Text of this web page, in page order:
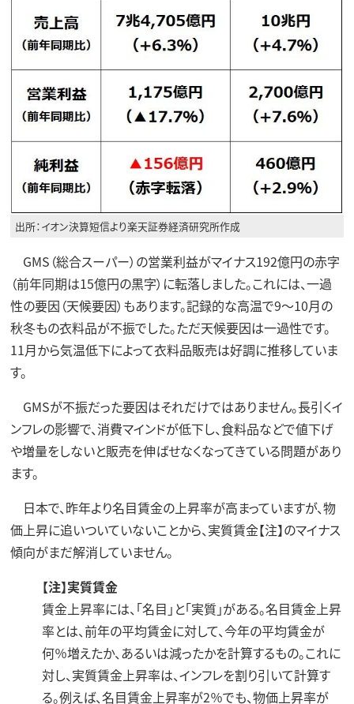
出所：イオン決算短信より楽天証券経済研究所作成
GMS（総合スーパー）の営業利益がマイナス192億円の赤字
（前年同期は15億円の黒字）に転落しました。これには、一過
性の要因（天候要因）もあります。記録的な高温で9～10月の
秋冬もの衣料品が不振でした。ただ天候要因は一過性です。
11月から気温低下によって衣料品販売は好調に推移していま
す。
GMSが不振だった要因はそれだけではありません。長引くイ
ンフレの影響で、消費マインドが低下し、食料品などで値下げ
や増量をしないと販売を伸ばせなくなってきている問題があり
ます。
日本で、昨年より名目賃金の上昇率が高まっていますが、物
価上昇に追いついていないことから、実質賃金【注】のマイナス
傾向がまだ解消していません。
【注】実質賃金
賃金上昇率には、「名目」と「実質」がある。名目賃金上昇
率とは、前年の平均賃金に対して、今年の平均賃金が
何％増えたか、あるいは減ったかを計算するもの。これに
対し、実質賃金上昇率は、インフレを割り引いて計算す
る。例えば、名目賃金上昇率が2％でも、物価上昇率が